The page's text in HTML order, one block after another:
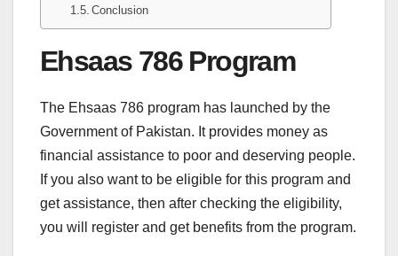
Conclusion
Ehsaas 786 Program
The Ehsaas 786 program has launched by the
Government of Pakistan. It provides money as
financial assistance to poor and deserving people.
If you also want to be eligible for this program and
get assistance, then after checking the eligibility,
you will register and get benefits from the program.